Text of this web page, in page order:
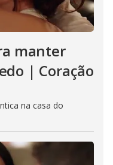
manter
| Coração
na casa do